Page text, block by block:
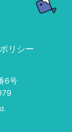
リシー
6号